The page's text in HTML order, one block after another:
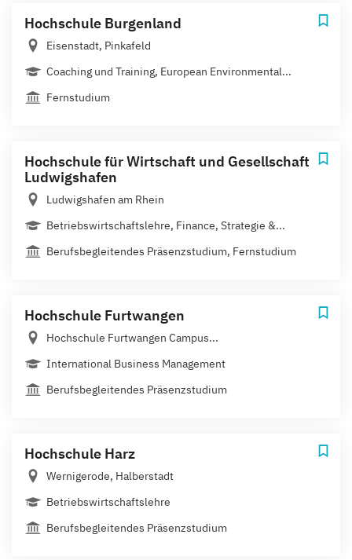
Hochschule Burgenland
Eisenstadt, Pinkafeld
Coaching und Training, European Environmental...
Fernstudium
Hochschule für Wirtschaft und Gesellschaft
Ludwigshafen
Ludwigshafen am Rhein
Betriebswirtschaftslehre, Finance, Strategie &...
Berufsbegleitendes Präsenzstudium, Fernstudium
Hochschule Furtwangen
Hochschule Furtwangen Campus...
International Business Management
Berufsbegleitendes Präsenzstudium
Hochschule Harz
Wernigerode, Halberstadt
Betriebswirtschaftslehre
Berufsbegleitendes Präsenzstudium